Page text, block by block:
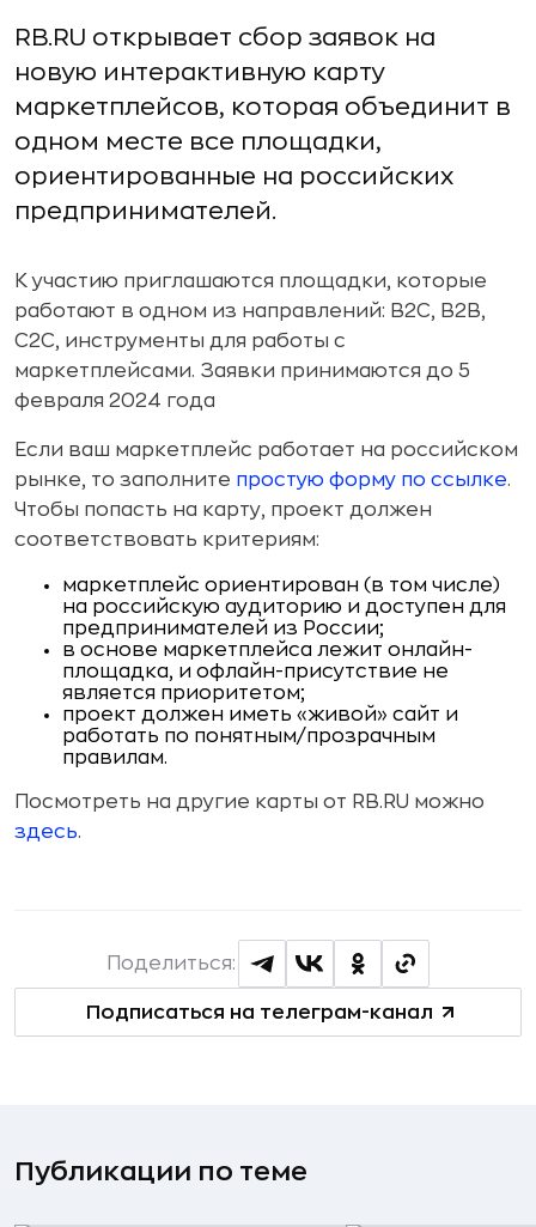
RB.RU открывает сбор заявок на
новую интерактивную карту
маркетплейсов, которая объединит в
одном месте все площадки,
ориентированные на российских
предпринимателей.
К участию приглашаются площадки, которые
работают в одном из направлений: B2C, B2B,
C2C, инструменты для работы с
маркетплейсами. Заявки принимаются до 5
февраля 2024 года
Если ваш маркетплейс работает на российском
рынке, то заполните простую форму по ссылке.
Чтобы попасть на карту, проект должен
соответствовать критериям:
маркетплейс ориентирован (в том числе)
на российскую аудиторию и доступен для
предпринимателей из России;
в основе маркетплейса лежит онлайн-
площадка, и офлайн-присутствие не
является приоритетом;
проект должен иметь «живой» сайт и
работать по понятным/прозрачным
правилам.
Посмотреть на другие карты от RB.RU можно
здесь.
Подписаться на телеграм-канал
Поделиться:
Публикации по теме